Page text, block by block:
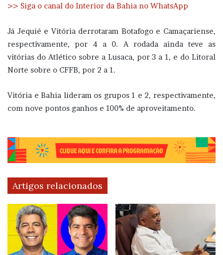
>> Siga o canal do Interior da Bahia no WhatsApp
Já Jequié e Vitória derrotaram Botafogo e Camaçariense,
respectivamente, por 4 a 0. A rodada ainda teve as
vitórias do Atlético sobre a Lusaca, por 3 a 1, e do Litoral
Norte sobre o CFFB, por 2 a 1.
Vitória e Bahia lideram os grupos 1 e 2, respectivamente,
com nove pontos ganhos e 100% de aproveitamento.
Artigos relacionados